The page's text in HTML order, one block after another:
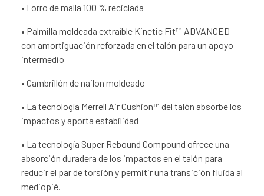
• Forro de malla 100 % reciclada
• Palmilla moldeada extraíble Kinetic Fit™ ADVANCED
con amortiguación reforzada en el talón para un apoyo
intermedio
• Cambrillón de nailon moldeado
• La tecnología Merrell Air Cushion™ del talón absorbe los
impactos y aporta estabilidad
• La tecnología Super Rebound Compound ofrece una
absorción duradera de los impactos en el talón para
reducir el par de torsión y permitir una transición fluida al
mediopié.